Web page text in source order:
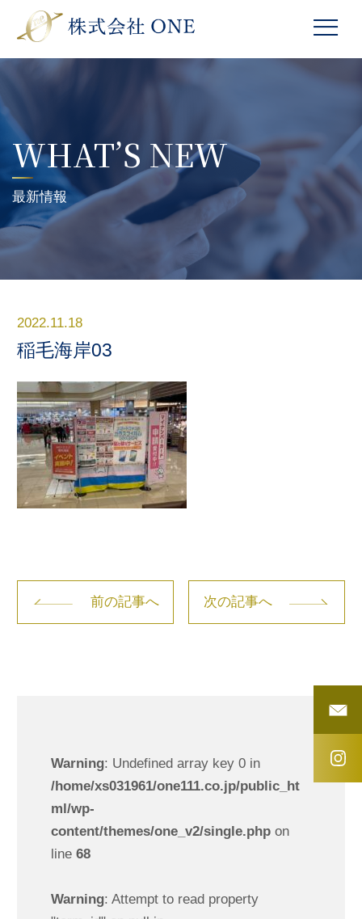
WHAT’S NEW
最新情報
2022.11.18
稲毛海岸03
前の記事へ 次の記事へ
Warning: Undefined array key 0 in
/home/xs031961/one111.co.jp/public_ht
ml/wp-
content/themes/one_v2/single.phpon
line 68
Warning: Attempt to read property